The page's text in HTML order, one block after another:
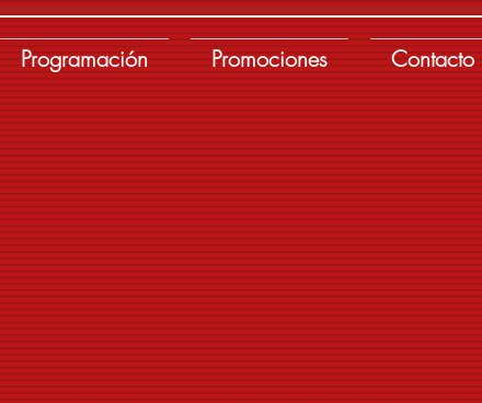
Programación Promociones Contacto